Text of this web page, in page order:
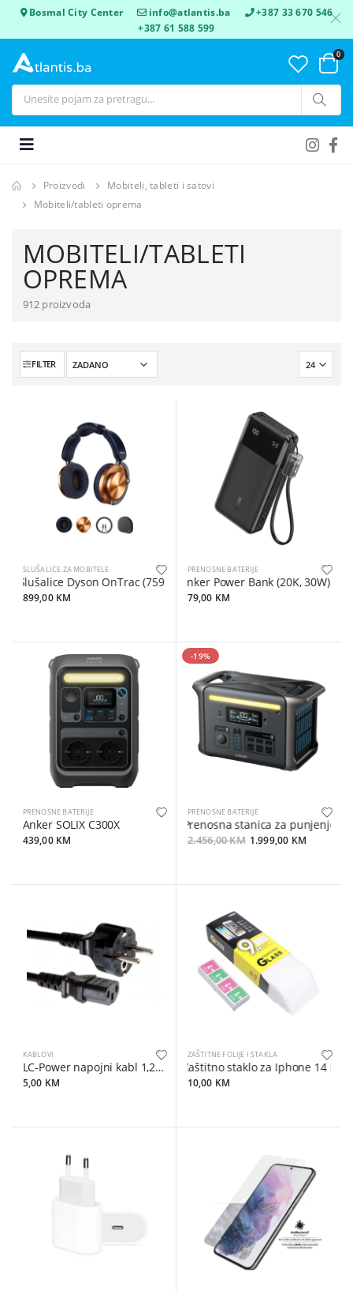
Bosmal City Center info@atlantis.ba
+387 33 670 546
+387 61 588 599
0
Proizvodi
Mobiteli, tableti i satovi
Mobiteli/tableti oprema
MOBITELI/TABLETI
OPREMA
912 proizvoda
FILTER
SLUŠALICE ZA MOBITELE
Slušalice Dyson OnTrac (759558) CNC Copper
899,00 KM
PRENOSNE BATERIJE
Anker Power Bank (20K, 30W)
79,00 KM
PRENOSNE BATERIJE
Anker SOLIX C300X
439,00 KM
-19%
PRENOSNE BATERIJE
Prenosna stanica za punjenje
2.456,00 KM 1.999,00 KM
KABLOVI
LC-Power napojni kabl 1,2m
5,00 KM
ZAŠTITNE FOLIJE I STAKLA
Zaštitno staklo za Iphone 14 Pro
10,00 KM